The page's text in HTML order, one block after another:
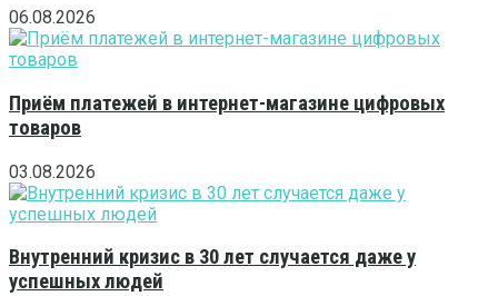
06.08.2026
Приём платежей в интернет-магазине цифровых
товаров
03.08.2026
Внутренний кризис в 30 лет случается даже у
успешных людей